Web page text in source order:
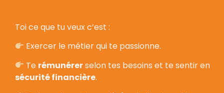
Toi ce que tu veux c’est :
Exercer le métier qui te passionne.
Te rémunérerselon tes besoins et te sentir en
sécurité financière.